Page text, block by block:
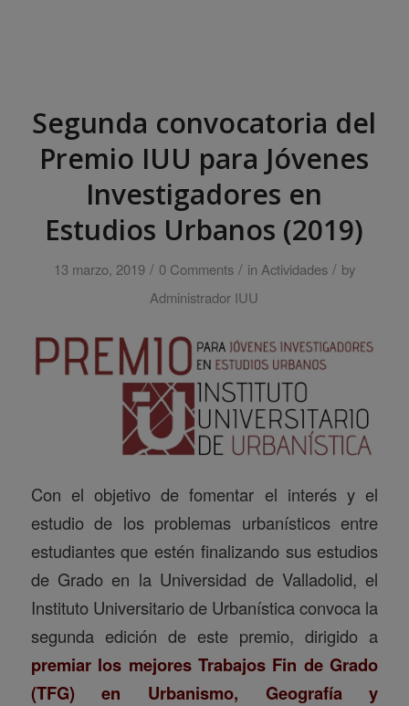
Segunda convocatoria del
Premio IUU para Jóvenes
Investigadores en
Estudios Urbanos (2019)
13 marzo, 2019 / 0 Comments / in Actividades / by
Administrador IUU
Con el objetivo de fomentar el interés y el
estudio de los problemas urbanísticos entre
estudiantes que estén finalizando sus estudios
de Grado en la Universidad de Valladolid, el
Instituto Universitario de Urbanística convoca la
segunda edición de este premio, dirigido a
premiar los mejores Trabajos Fin de Grado
(TFG) en Urbanismo, Geografía y